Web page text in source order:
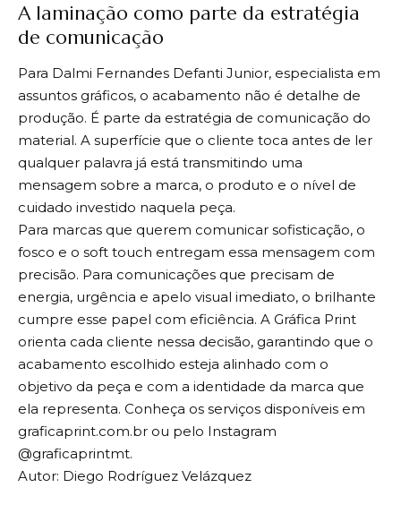
A laminação como parte da estratégia
de comunicação
Para Dalmi Fernandes Defanti Junior, especialista em
assuntos gráficos, o acabamento não é detalhe de
produção. É parte da estratégia de comunicação do
material. A superfície que o cliente toca antes de ler
qualquer palavra já está transmitindo uma
mensagem sobre a marca, o produto e o nível de
cuidado investido naquela peça.
Para marcas que querem comunicar sofisticação, o
fosco e o soft touch entregam essa mensagem com
precisão. Para comunicações que precisam de
energia, urgência e apelo visual imediato, o brilhante
cumpre esse papel com eficiência. A Gráfica Print
orienta cada cliente nessa decisão, garantindo que o
acabamento escolhido esteja alinhado com o
objetivo da peça e com a identidade da marca que
ela representa. Conheça os serviços disponíveis em
graficaprint.com.br ou pelo Instagram
@graficaprintmt.
Autor: Diego Rodríguez Velázquez